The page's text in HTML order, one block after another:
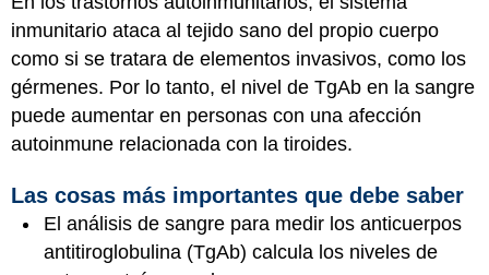
inmunitario ataca al tejido sano del propio cuerpo
como si se tratara de elementos invasivos, como los
gérmenes. Por lo tanto, el nivel de TgAb en la sangre
puede aumentar en personas con una afección
autoinmune relacionada con la tiroides.
Las cosas más importantes que debe saber
El análisis de sangre para medir los anticuerpos
antitiroglobulina (TgAb) calcula los niveles de